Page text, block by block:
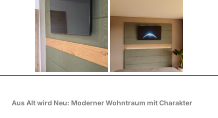
Aus Alt wird Neu: Moderner Wohntraum mit Charakter